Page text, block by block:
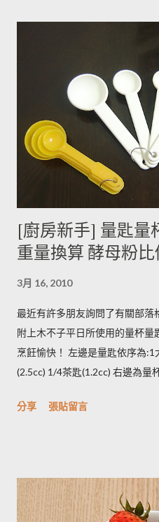
曝曬容易讓生物鹼含量增加，
含量超標的跡象。 此外在壓力
能引起生物鹼含量倍增，甚至
毫克生物鹼)的三倍。 (書中提
很了解壓力環境的定義，歡迎
薯應該如何正確儲藏？ 1. 放在
生物鹼。 2. 別放進冰箱冷藏，
烹煮變黑的情形較常溫儲存的
木不子誤解《食物與廚藝 蔬果
意義，請大家掠過這段說法。
較容易發黑，但是目前還找不到
淨蒸熟，接著再依據料理需求切
凍。必須注意的是，在馬鈴薯冷
所以解凍馬鈴薯塊時馬鈴薯會
度不同，可依料理需求選擇；冷
將馬鈴薯壓成泥，可以改善馬鈴
被附近的馬鈴薯泥吸收。 2014/
落擺放三個月。...
[廚房新手] 量匙量
重量換算 酵母粉比
3月 16, 2010
最近有許多朋友詢問了有關部落
附上木不子平日所使用的量杯
烹飪愉快！ 左邊是量匙依序為
(2.5cc) 1/4茶匙(1.2cc) 右邊為量
用材料容量重量換算表 名稱 1
3.9g --------- --------- 可可粉 2g
利丁粉 3.3g 10g 細鹽 4.3g 13g
分享 張貼留言